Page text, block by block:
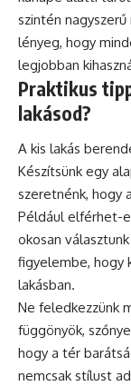
szintén
lényeg, hogy
legjobban
Praktikus
lakásod?
A kis lakás
Készítsünk egy
szeretnénk, hogy
Például elférhet-
okosan
figyelembe, hogy
lakásban.
Ne feledkezzünk
függönyök,
hogy a tér
nemcsak stílust